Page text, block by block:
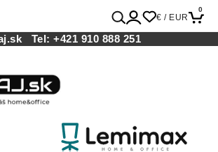
€ / EUR
0
Tel:+421 910 888 251